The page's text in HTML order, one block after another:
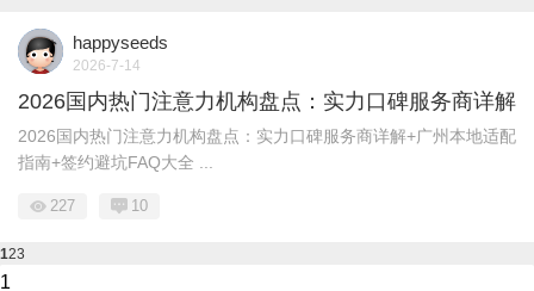
happyseeds
2026-7-14
2026国内热门注意力机构盘点：实力口碑服务商详解
2026国内热门注意力机构盘点：实力口碑服务商详解+广州本地适配
指南+签约避坑FAQ大全 ...
227 10
123